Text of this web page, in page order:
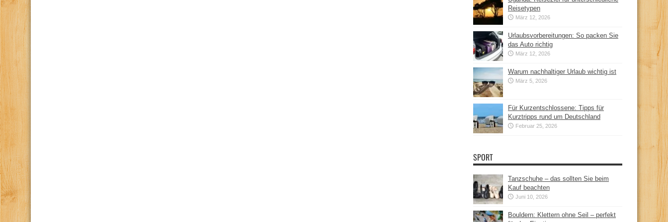
Reisetypen
März 12, 2026
Urlaubsvorbereitungen: So packen Sie
das Auto richtig
März 12, 2026
Warum nachhaltiger Urlaub wichtig ist
März 5, 2026
Für Kurzentschlossene: Tipps für
Kurztripps rund um Deutschland
Februar 25, 2026
SPORT
Tanzschuhe – das sollten Sie beim
Kauf beachten
Juni 10, 2026
Bouldern: Klettern ohne Seil – perfekt